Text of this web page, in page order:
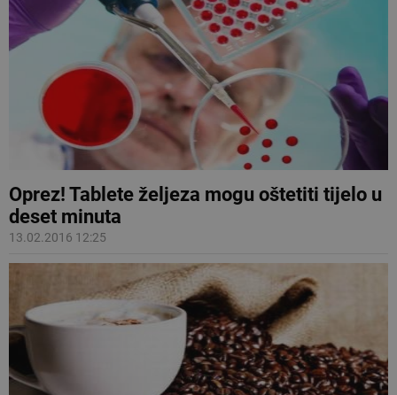
Oprez! Tablete željeza mogu oštetiti tijelo u
deset minuta
13.02.2016 12:25